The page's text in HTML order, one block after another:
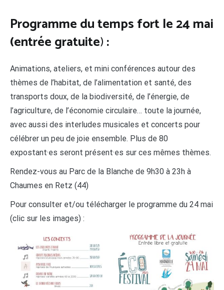
Programme du temps fort le 24 mai
(entrée gratuite):
Animations, ateliers, et mini conférences autour des
thèmes de l’habitat, de l’alimentation et santé, des
transports doux, de la biodiversité, de l’énergie, de
l’agriculture, de l’économie circulaire… toute la journée,
avec aussi des interludes musicales et concerts pour
célébrer un peu de joie ensemble. Plus de 80
expostant·es seront présent·es sur ces mêmes thèmes.
Rendez-vous au Parc de la Blanche de 9h30 à 23h à
Chaumes en Retz (44)
Pour consulter et/ou télécharger le programme du 24 mai
(clic sur les images) :